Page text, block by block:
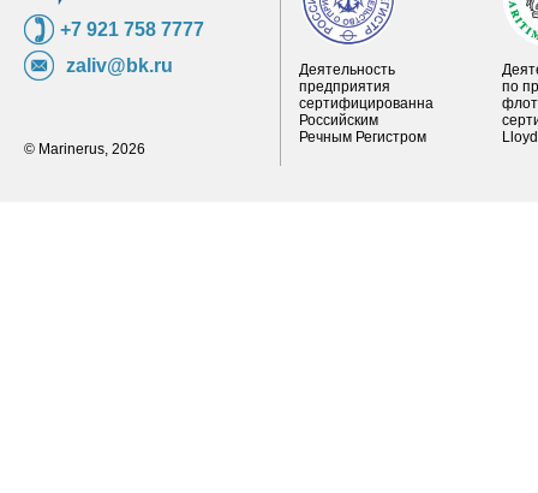
+7 921 758 7777
zaliv@bk.ru
© Marinerus, 2026
Деятельность
предприятия
сертифицированна
Российским
Речным Регистром
по